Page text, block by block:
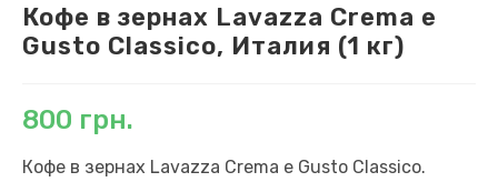
Кофе в зернах Lavazza Crema e
Gusto Classico, Италия (1 кг)
800 грн.
Кофе в зернах Lavazza Crema e Gusto Classico.